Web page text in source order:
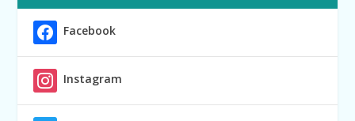
Facebook
Instagram